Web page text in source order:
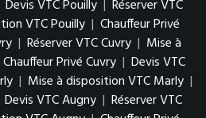
Devis VTC Pouilly | Réserver VTC
VTC Pouilly | Chauffeur Privé
| Réserver VTC Cuvry | Mise à
Chauffeur Privé Cuvry | Devis VTC
| Mise à disposition VTC Marly |
Devis VTC Augny | Réserver VTC